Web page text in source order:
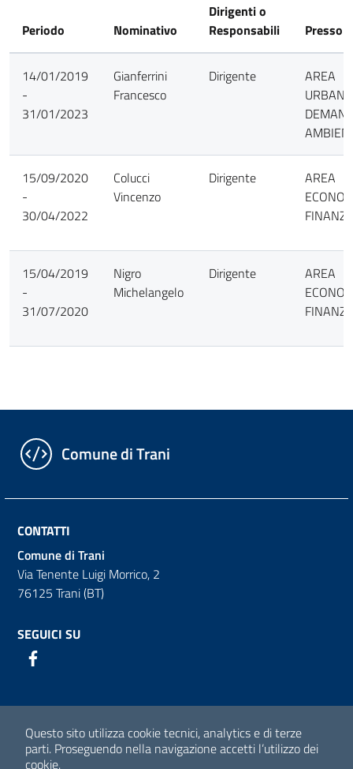
Periodo Nominativo
Dirigenti o
Responsabili
Presso
14/01/2019
-
31/01/2023
Gianferrini
Francesco
Dirigente
AREA
15/09/2020
-
30/04/2022
Colucci
Vincenzo
Dirigente
AREA
15/04/2019
-
31/07/2020
Nigro
Michelangelo
Dirigente
AREA
Comune di Trani
CONTATTI
Comune di Trani
Via Tenente Luigi Morrico, 2
76125 Trani (BT)
SEGUICI SU
Sezione Link Utili
Dichiarazione di accessibilità
Questo sito utilizza cookie tecnici, analytics e di terze
parti. Proseguendo nella navigazione accetti l’utilizzo dei
cookie.